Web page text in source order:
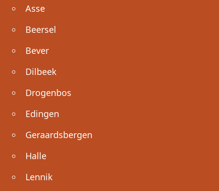
Asse
Beersel
Bever
Dilbeek
Drogenbos
Edingen
Geraardsbergen
Halle
Lennik